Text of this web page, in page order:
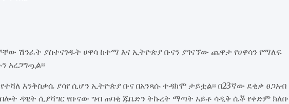
ያስተናገዱት ሀዋሳ ከተማ እና ኢትዮጵያ ቡናን ያገናኘው ጨዋታ የሀዋሳን የማለፍ
እንቅስቃሴ ያሳየ ሲሆን ኢትዮጵያ ቡና በአንጻሱ ተዳክሞ ታይቷል፡፡ በ23ኛው ደቂቃ ፀጋአብ
ዳዊት ሲያሻግር የቡናው ግብ ጠባቂ ጁቤድን ትኩረት ማጣት አይቶ ሳዲቅ ሴቾ የቀድም ክለቡ